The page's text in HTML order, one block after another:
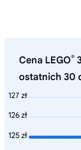
Cena LEGO®
ostatnich 30
127 zł
126 zł
125 zł